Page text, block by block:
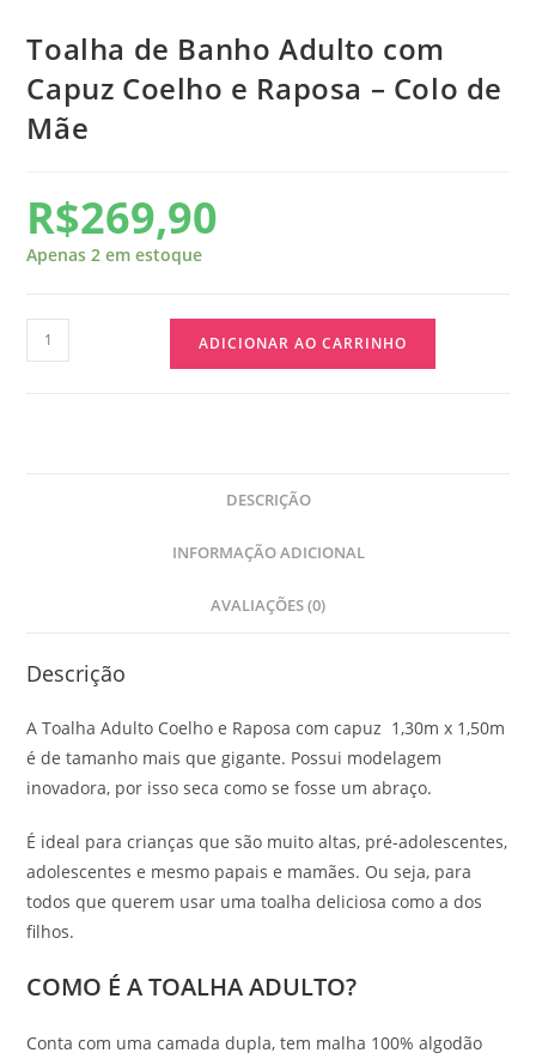
Toalha de Banho Adulto com
Capuz Coelho e Raposa – Colo de
Mãe
R$269,90
Apenas 2 em estoque
ADICIONAR AO CARRINHO
DESCRIÇÃO
INFORMAÇÃO ADICIONAL
AVALIAÇÕES (0)
Descrição
A Toalha Adulto Coelho e Raposa com capuz 1,30m x 1,50m
é de tamanho mais que gigante. Possui modelagem
inovadora, por isso seca como se fosse um abraço.
É ideal para crianças que são muito altas, pré-adolescentes,
adolescentes e mesmo papais e mamães. Ou seja, para
todos que querem usar uma toalha deliciosa como a dos
filhos.
COMO É A TOALHA ADULTO?
Conta com uma camada dupla, tem malha 100% algodão